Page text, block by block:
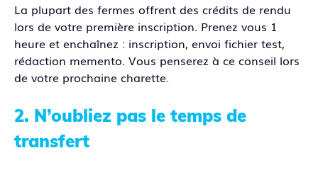
La plupart des fermes offrent des crédits de rendu
lors de votre première inscription. Prenez vous 1
heure et enchaînez : inscription, envoi fichier test,
rédaction memento. Vous penserez à ce conseil lors
de votre prochaine charette.
2. N’oubliez pas le temps de
transfert